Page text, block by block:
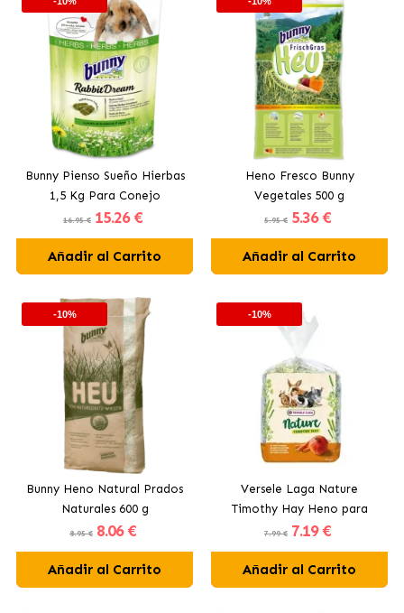
Bunny Pienso Sueño Hierbas
1,5 Kg Para Conejo
16.95 € 15.26 €
Añadir al Carrito
Heno Fresco Bunny
Vegetales 500 g
5.95 € 5.36 €
Añadir al Carrito
-10%
Bunny Heno Natural Prados
Naturales 600 g
8.95 € 8.06 €
Añadir al Carrito
-10%
Versele Laga Nature
Timothy Hay Heno para
Pequeños Mamíferos con
7.99 € 7.19 €
Añadir al Carrito